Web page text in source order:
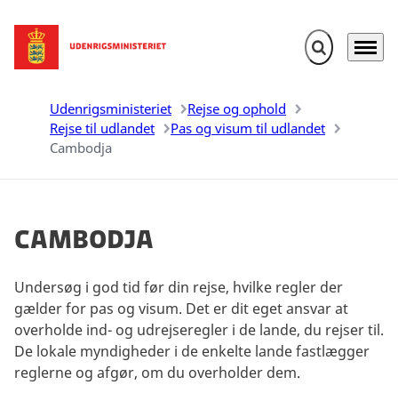
Gå til forsiden Fold søgefelt
Menu
Udenrigsministeriet
Rejse og ophold
Rejse til udlandet
Pas og visum til udlandet
Cambodja
Cambodja
Undersøg i god tid før din rejse, hvilke regler der
gælder for pas og visum. Det er dit eget ansvar at
overholde ind- og udrejseregler i de lande, du rejser til.
De lokale myndigheder i de enkelte lande fastlægger
reglerne og afgør, om du overholder dem.